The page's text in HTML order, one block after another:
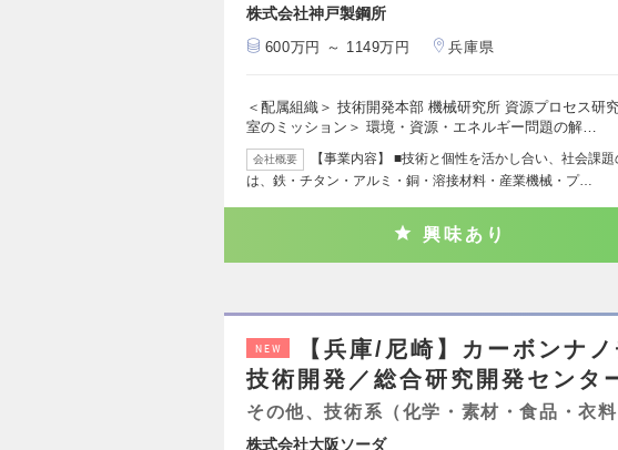
株式会社神戸製鋼所
600万円 ～ 1149万円 兵庫県
＜配属組織＞ 技術開発本部 機械研究所 資源プロセス研
室のミッション＞ 環境・資源・エネルギー問題の解…
会社概要
【事業内容】 ■技術と個性を活かし合い、社会課
は、鉄・チタン・アルミ・銅・溶接材料・産業機械・プ…
興味あり
NEW
【兵庫/尼崎】カーボンナ
技術開発／総合研究開発センタ
その他、技術系（化学・素材・食品・衣料
株式会社大阪ソーダ